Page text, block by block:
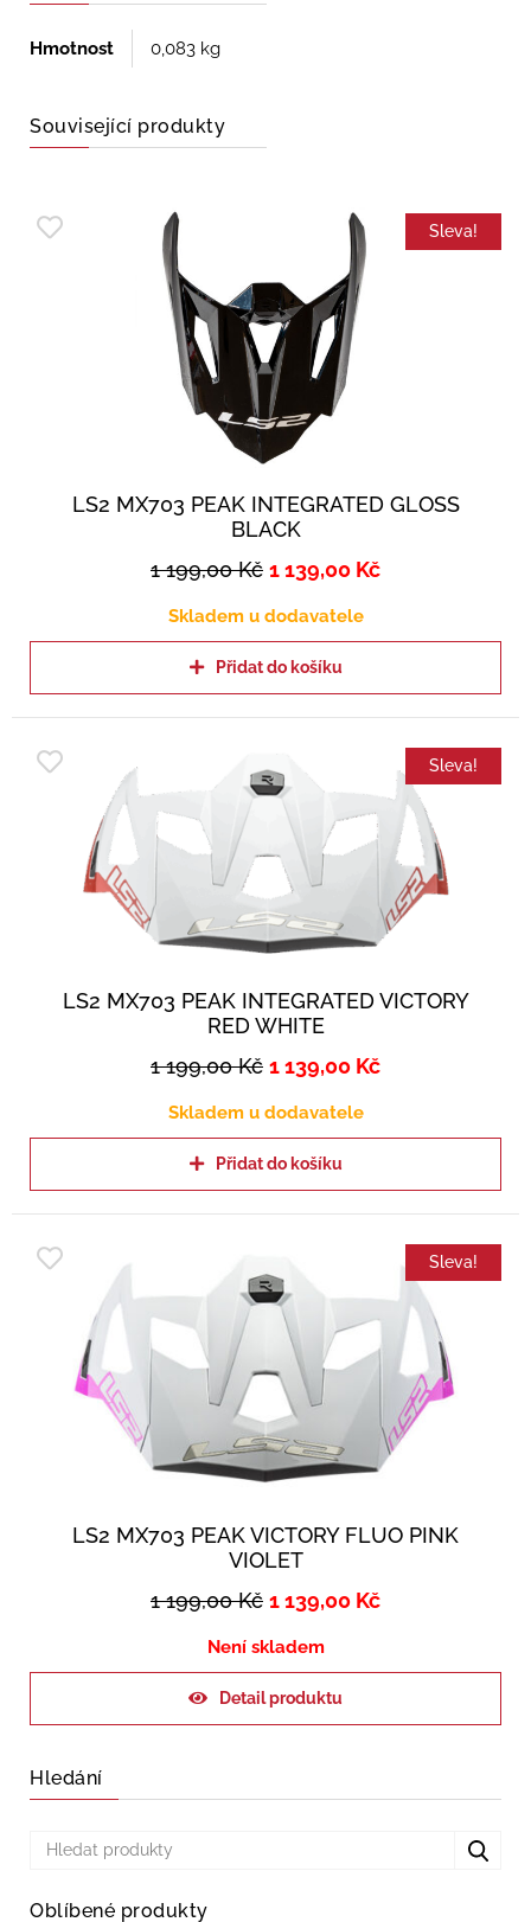
Hmotnost 0,083 kg
Související produkty
Sleva!
LS2 MX703 PEAK INTEGRATED GLOSS
BLACK
1 199,00Kč 1 139,00 Kč
Skladem u dodavatele
Přidat do košíku
Sleva!
LS2 MX703 PEAK INTEGRATED VICTORY
RED WHITE
1 199,00Kč 1 139,00 Kč
Skladem u dodavatele
Přidat do košíku
Sleva!
LS2 MX703 PEAK VICTORY FLUO PINK
VIOLET
1 199,00Kč 1 139,00 Kč
Není skladem
Detail produktu
Hledání
Oblíbené produkty